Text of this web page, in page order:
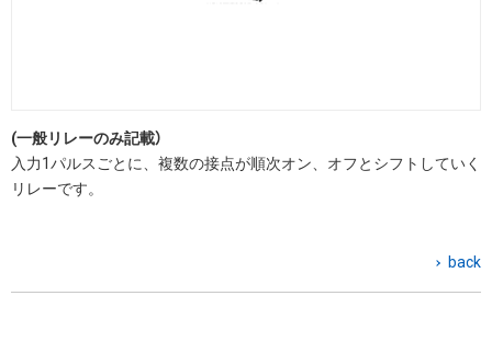
(一般リレーのみ記載）
入力1パルスごとに、複数の接点が順次オン、オフとシフトしていく
リレーです。
back